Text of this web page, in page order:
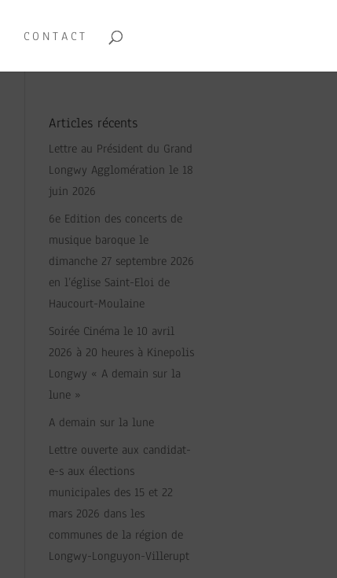
CONTACT
Articles récents
Lettre au Président du Grand
Longwy Agglomération le 18
juin 2026
6e Edition des concerts de
musique baroque le
dimanche 27 septembre 2026
en l’église Saint-Eloi de
Haucourt-Moulaine
Soirée Cinéma le 10 avril
2026 à 20 heures à Kinepolis
Longwy « A demain sur la
lune »
A demain sur la lune
Lettre ouverte aux candidat-
e-s aux élections
municipales des 15 et 22
mars 2026 dans les
communes de la région de
Longwy-Longuyon-Villerupt